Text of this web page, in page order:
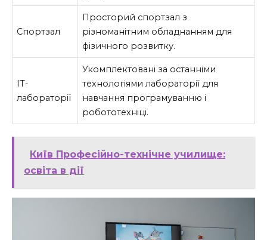
Спортзал
Просторий спортзал з
різноманітним обладнанням для
фізичного розвитку.
IT-
лабораторії
Укомплектовані за останніми
технологіями лабораторії для
навчання програмуванню і
робототехніці.
Київ Професійно-технічне училище:
освіта в дії